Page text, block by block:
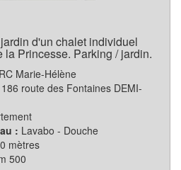
d'un chalet individuel
la Princesse. Parking / jardin.
Marie-Hélène
186 route des Fontaines DEMI-
: Lavabo - Douche
mètres
500